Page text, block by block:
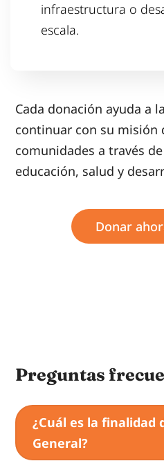
infraestructura o
escala.
Cada donación ayuda a
continuar con su misión
comunidades a través
educación, salud y
Donar
Preguntas
¿Cuál es la finalidad
General?